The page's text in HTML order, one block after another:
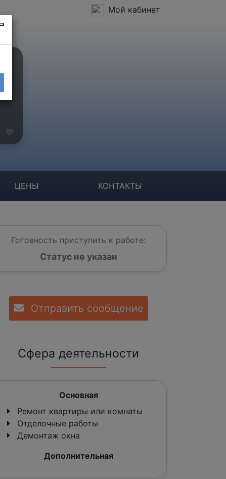
Мой кабинет
ЦЕНЫ КОНТАКТЫ
Готовность приступить к работе:
Статус не указан
Отправить сообщение
Сфера деятельности
Основная
Ремонт квартиры или комнаты
Отделочные работы
Демонтаж окна
Дополнительная